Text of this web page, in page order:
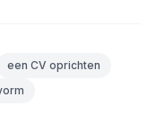
een CV oprichten